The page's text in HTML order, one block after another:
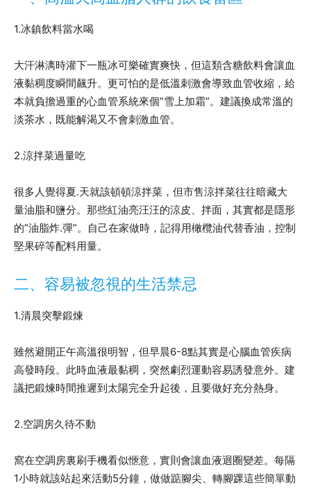
1.冰鎮飲料當水喝
大汗淋漓時灌下一瓶冰可樂確實爽快，但這類含糖飲料會讓血
液黏稠度瞬間飆升。更可怕的是低溫刺激會導致血管收縮，給
本就負擔過重的心血管系統來個”雪上加霜”。建議換成常溫的
淡茶水，既能解渴又不會刺激血管。
2.涼拌菜過量吃
很多人覺得夏.天就該頓頓涼拌菜，但市售涼拌菜往往暗藏大
量油脂和鹽分。那些紅油亮汪汪的涼皮、拌面，其實都是隱形
的”油脂炸.彈”。自己在家做時，記得用橄欖油代替香油，控制
堅果碎等配料用量。
二、容易被忽視的生活禁忌
1.清晨突擊鍛煉
雖然避開正午高溫很明智，但早晨6-8點其實是心腦血管疾病
高發時段。此時血液最黏稠，突然劇烈運動容易誘發意外。建
議把鍛煉時間推遲到太陽完全升起後，且要做好充分熱身。
2.空調房久待不動
窩在空調房裏刷手機看似愜意，實則會讓血液迴圈變差。每隔
1小時就該站起來活動5分鐘，做做踮腳尖、轉腳踝這些簡單動